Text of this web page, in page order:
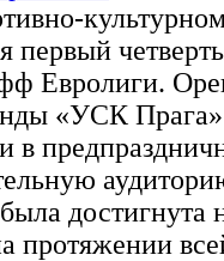
первый
Евролиги.
«УСК
в
достигнута
протяжении